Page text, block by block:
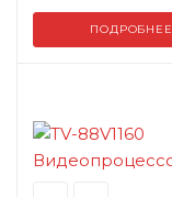
ПОДРОБНЕЕ